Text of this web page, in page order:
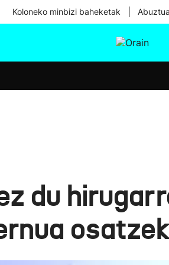
Koloneko minbizi baheketak
du